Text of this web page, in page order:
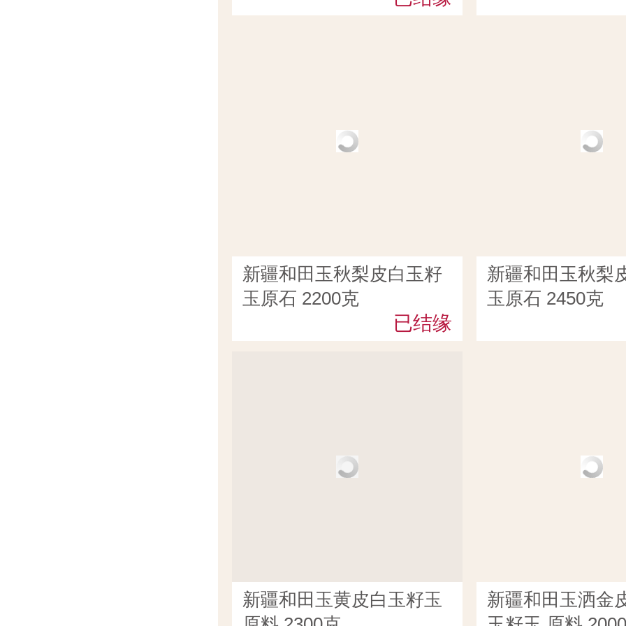
新疆和田玉秋梨皮白玉籽
玉原石 2200克
已结缘
新疆和田玉秋梨
玉原石 2450克
新疆和田玉黄皮白玉籽玉
新疆和田玉洒金